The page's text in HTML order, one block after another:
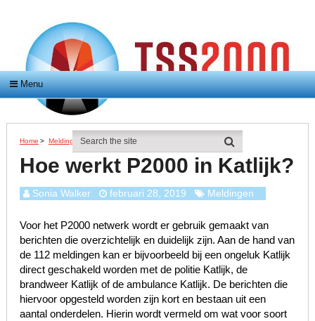
Menu
Home > Meldingen > Hoe Werkt P2000 In Katlijk?
Hoe werkt P2000 in Katlijk?
Sonia Walker februari 28, 2019 Meldingen
Voor het P2000 netwerk wordt er gebruik gemaakt van
berichten die overzichtelijk en duidelijk zijn. Aan de hand van
de 112 meldingen kan er bijvoorbeeld bij een ongeluk Katlijk
direct geschakeld worden met de politie Katlijk, de
brandweer Katlijk of de ambulance Katlijk. De berichten die
hiervoor opgesteld worden zijn kort en bestaan uit een
aantal onderdelen. Hierin wordt vermeld om wat voor soort